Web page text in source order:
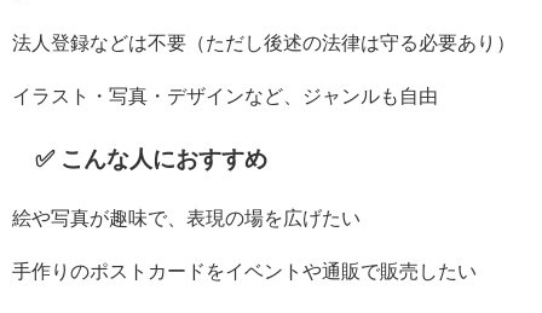
法人登録などは不要（ただし後述の法律は守る必要あり）
イラスト・写真・デザインなど、ジャンルも自由
✅ こんな人におすすめ
絵や写真が趣味で、表現の場を広げたい
手作りのポストカードをイベントや通販で販売したい